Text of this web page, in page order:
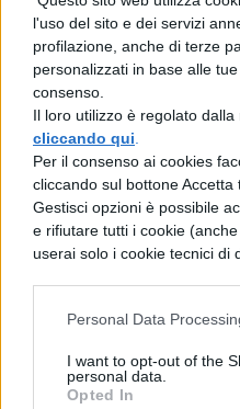
l'uso del sito e dei servizi
profilazione, anche di terze
personalizzati in base alle
consenso.
Il loro utilizzo è regolato dalla
cliccando qui
Per il consenso ai cookies
cliccando sul bottone
Gestisci opzioni è possibile
e rifiutare tutti i cookie
userai solo i cookie tecnici di
Personal Data
I want to opt-out of the
personal data.
Opted In
Migliori
Miglior tema
sigla
Categoria
Miglior
Migliori costumi
Migliori costumi